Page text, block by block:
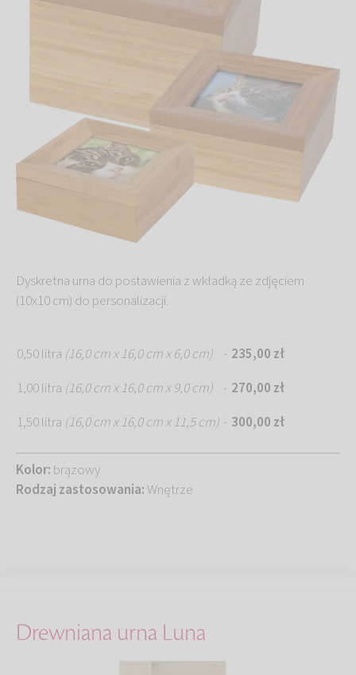
Dyskretna urna do postawienia z wkładką ze zdjęciem
(10x10 cm) do personalizacji.
0,50 litra (16,0 cm x 16,0 cm x 6,0 cm) - 235,00 zł
1,00 litra (16,0 cm x 16,0 cm x 9,0 cm) - 270,00 zł
1,50 litra (16,0 cm x 16,0 cm x 11,5 cm) - 300,00 zł
Kolor: brązowy
Rodzaj zastosowania:Wnętrze
Drewniana urna Luna